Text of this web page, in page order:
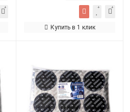
Купить в 1 клик